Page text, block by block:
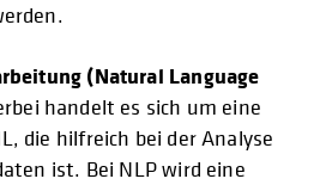
(Natural Language
handelt es sich um eine
die hilfreich bei der Analyse
ist. Bei NLP wird eine